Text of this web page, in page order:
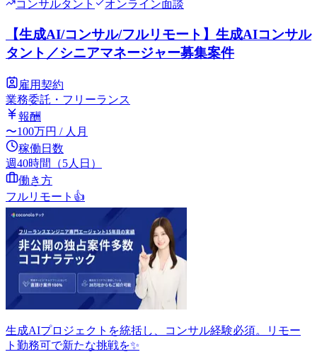
コンサルタント
オンライン面談
【生成AI/コンサル/フルリモート】生成AIコンサル
タント／シニアマネージャー募集案件
雇用契約
業務委託・フリーランス
報酬
〜100万円 / 人月
稼働日数
週40時間（5人日）
働き方
フルリモート 👍
生成AIプロジェクトを統括し、コンサル経験必須。リモー
ト勤務可で新たな挑戦を✨